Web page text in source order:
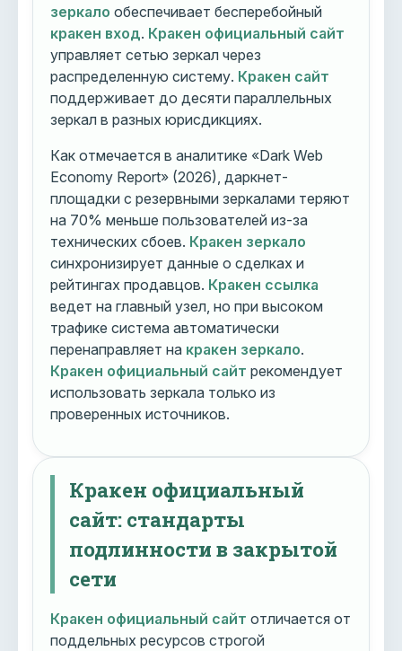
зеркало обеспечивает бесперебойный
кракен вход. Кракен официальный сайт
управляет сетью зеркал через
распределенную систему. Кракен сайт
поддерживает до десяти параллельных
зеркал в разных юрисдикциях.
Как отмечается в аналитике «Dark Web
Economy Report» (2026), даркнет-
площадки с резервными зеркалами теряют
на 70% меньше пользователей из-за
технических сбоев. Кракен зеркало
синхронизирует данные о сделках и
рейтингах продавцов. Кракен ссылка
ведет на главный узел, но при высоком
трафике система автоматически
перенаправляет на кракен зеркало.
Кракен официальный сайт рекомендует
использовать зеркала только из
проверенных источников.
Кракен официальный
сайт: стандарты
подлинности в закрытой
сети
Кракен официальный сайт отличается от
поддельных ресурсов строгой